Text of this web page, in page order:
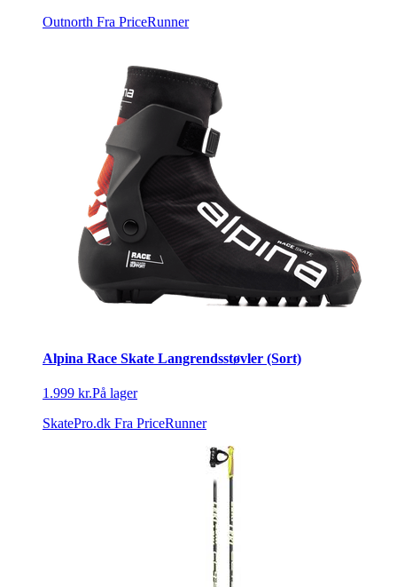
Outnorth Fra PriceRunner
Alpina Race Skate Langrendsstøvler (Sort)
1.999 kr.På lager
SkatePro.dk Fra PriceRunner